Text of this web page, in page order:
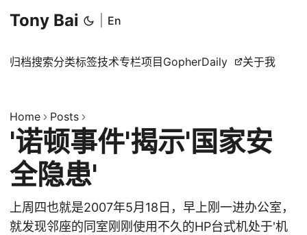
Tony Bai En
归档搜索分类标签技术专栏项目 GopherDaily 关于我
Home Posts
'诺顿事件'揭示'国家安
全隐患'
上周四也就是2007年5月18日，早上刚一进办公室，
就发现邻座的同室刚刚使用不久的HP台式机处于'机